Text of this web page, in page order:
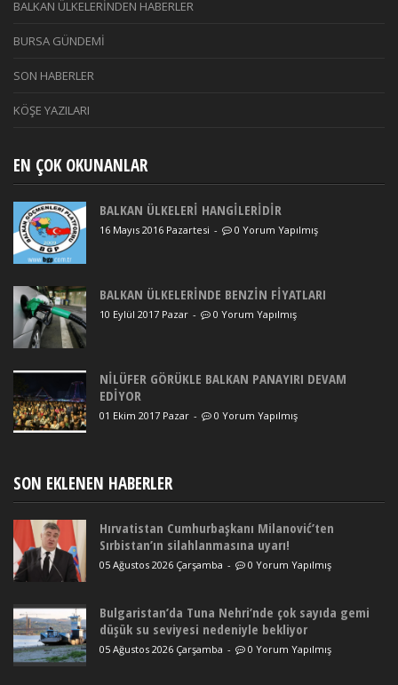
BALKAN ÜLKELERİNDEN HABERLER
BURSA GÜNDEMİ
SON HABERLER
KÖŞE YAZILARI
EN ÇOK OKUNANLAR
BALKAN ÜLKELERİ HANGİLERİDİR
16 Mayıs 2016 Pazartesi - 0 Yorum Yapılmış
BALKAN ÜLKELERİNDE BENZİN FİYATLARI
10 Eylül 2017 Pazar - 0 Yorum Yapılmış
NİLÜFER GÖRÜKLE BALKAN PANAYIRI DEVAM
EDİYOR
01 Ekim 2017 Pazar - 0 Yorum Yapılmış
SON EKLENEN HABERLER
Hırvatistan Cumhurbaşkanı Milanović’ten
Sırbistan’ın silahlanmasına uyarı!
05 Ağustos 2026 Çarşamba - 0 Yorum Yapılmış
Bulgaristan’da Tuna Nehri’nde çok sayıda gemi
düşük su seviyesi nedeniyle bekliyor
05 Ağustos 2026 Çarşamba - 0 Yorum Yapılmış